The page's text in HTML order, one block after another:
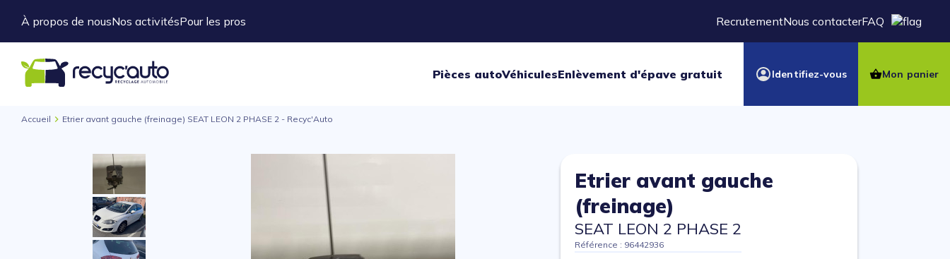
À propos de nousNos activitésPour les pros RecrutementNous contacterFAQ
Pièces autoVéhiculesEnlèvement d'épave gratuit Identifiez-vous Mon panier
Accueil Etrier avant gauche (freinage) SEAT LEON 2 PHASE 2 - Recyc'Auto
Etrier avant gauche
(freinage)
SEAT LEON 2 PHASE 2
Référence : 96442936